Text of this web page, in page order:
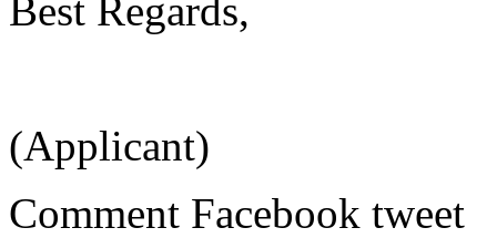
Best Regards,
(Applicant)
Comment Facebook tweet